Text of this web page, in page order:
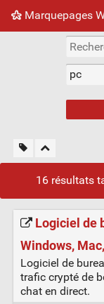
Marquepages
Nuage de tags
16 résultats
Logiciel de
Windows,
Logiciel de
trafic crypté de
chat en direct.